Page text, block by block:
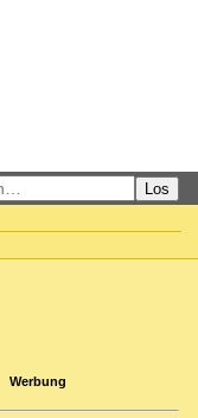
Los
Werbung